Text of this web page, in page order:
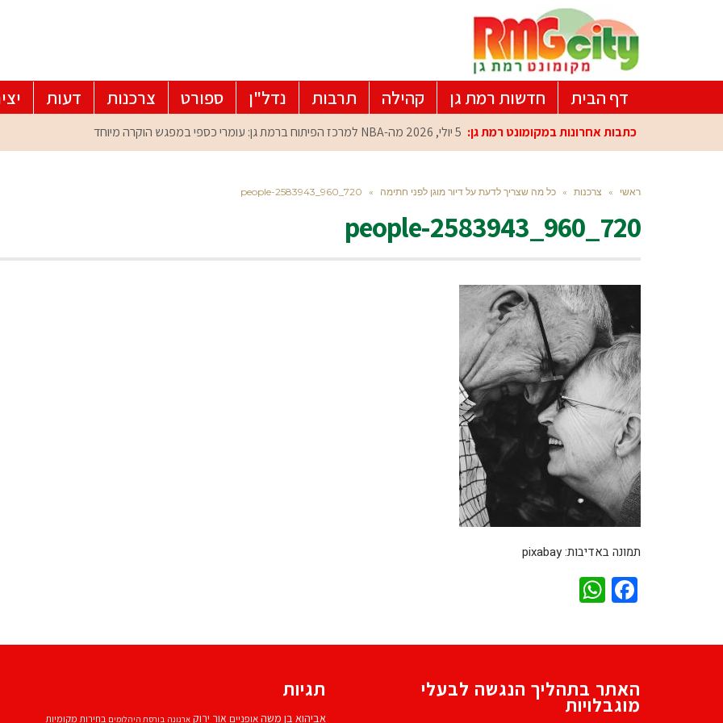
דף הבית חדשות רמת גן קהילה תרבות נדל"ן ספורט צרכנות דעות
כתבות אחרונות במקומונט רמת גן: 5 יולי, 2026 מה-NBA למרכז הפיתוח ברמת גן: עומרי כספי במפגש הוקרה מיוחד
ראשי » צרכנות » כל מה שצריך לדעת על דיור מוגן לפני חתימה »
people-2583943_960_720
people-2583943_960_720
תמונה באדיבות: pixabay
Facebook
האתר בתהליך הנגשה לבעלי
מוגבלויות
תגיות
אביהוא בן משהאופניים אור ירוק ארנונה בורסת היהלומים בחירות מקומיות